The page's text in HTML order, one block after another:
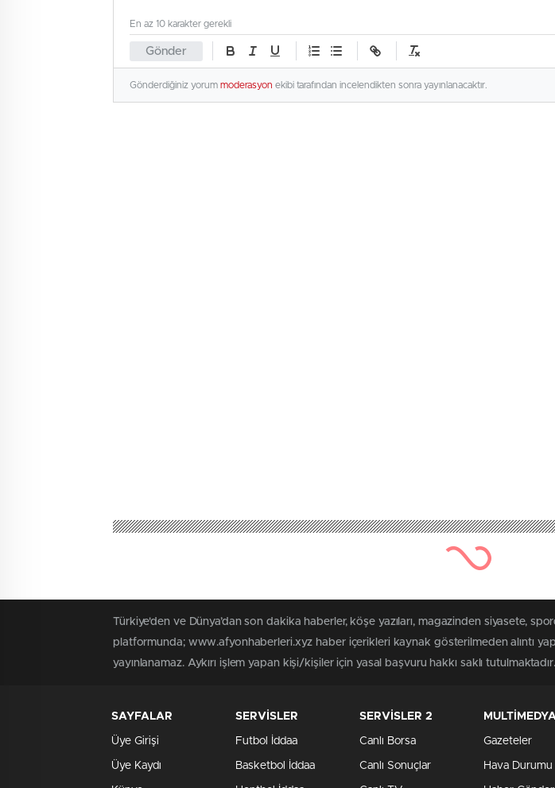
Gönder
En az 10 karakter gerekli
Gönderdiğiniz yorum moderasyon ekibi tarafından incelendikten sonra yayınlanacaktır.
Türkiye'den ve Dünya’dan son dakika haberler, köşe yazıları, magazinden siyasete,
platformunda; www.afyonhaberleri.xyz haber içerikleri kaynak gösterilmeden alıntı
yayınlanamaz. Aykırı işlem yapan kişi/kişiler için yasal başvuru hakkı saklı
SAYFALAR
Üye Girişi
Üye Kaydı
SERVİSLER
Futbol İddaa
Basketbol İddaa
SERVİSLER 2
Canlı Borsa
Canlı Sonuçlar
Gazeteler
Hava Durumu